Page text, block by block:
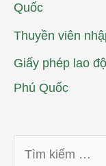
Quốc
Thuyền viên
Giấy phép lao
Phú Quốc